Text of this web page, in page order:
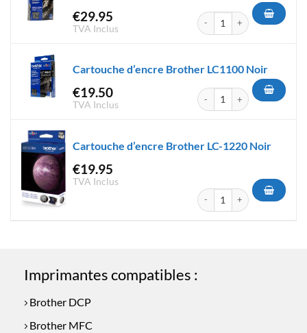
€29.95
TVA Inclus
quantité de Cartouche
Cartouche d’encre Brother LC1100 Noir
€19.50
TVA Inclus
quantité de Cartouche
Cartouche d’encre Brother LC-1220 Noir
€19.95
TVA Inclus
quantité de Cartouche
Imprimantes compatibles :
Brother DCP
Brother MFC